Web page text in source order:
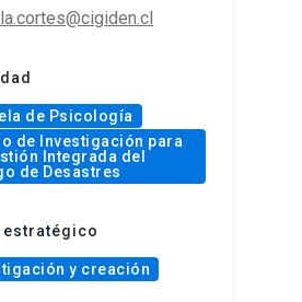
de Psicología
de Investigación para
Integrada del
de Desastres
estratégico
y creación